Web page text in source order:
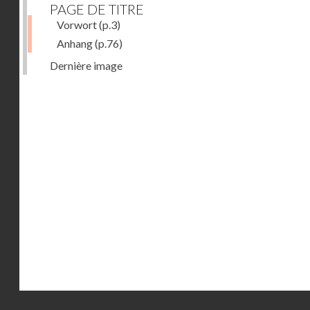
PAGE DE TITRE
Vorwort(p.3)
Anhang(p.76)
Dernière image